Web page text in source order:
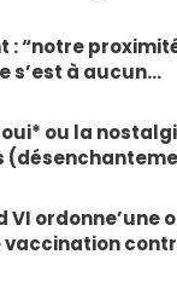
: “notre
s’est à aucun…
ou la
VI ordonne’une
vaccination